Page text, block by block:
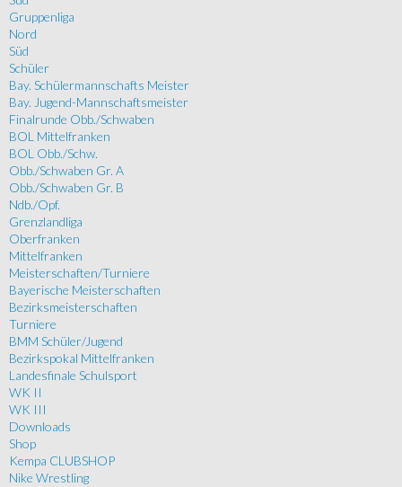
Gruppenliga
Nord
Süd
Schüler
Bay. Schülermannschafts Meister
Bay. Jugend-Mannschaftsmeister
Finalrunde Obb./Schwaben
BOL Mittelfranken
BOL Obb./Schw.
Obb./Schwaben Gr. A
Obb./Schwaben Gr. B
Ndb./Opf.
Grenzlandliga
Oberfranken
Mittelfranken
Meisterschaften/Turniere
Bayerische Meisterschaften
Bezirksmeisterschaften
Turniere
BMM Schüler/Jugend
Bezirkspokal Mittelfranken
Landesfinale Schulsport
WK II
WK III
Downloads
Shop
Kempa CLUBSHOP
Nike Wrestling